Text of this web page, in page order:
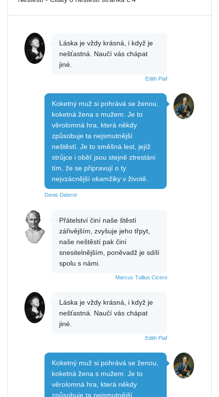
Láska je vždy krásná, i když je
nešťastná. Naučí vás chápat
jiné.
Edith Piaf
Koketný muž si pohrává se ženou,
koketná žena s mužem. Je to
věrolomná hra, která někdy
způsobuje ta nejsmutnější
neštěstí. Je to směšná lest, jejíž
strůjce i oběť jsou stejně ztrestáni
tím, že se připravují o ty
nejvzácnější okamžiky v životě.
Denis Diderot
Přátelství činí naše štěstí
zářivějším, zvyšuje jeho třpyt,
naše neštěstí pak činí
snesitelnějším, poněvadž je sdílí
spolu s námi.
Marcus Tullius Cicero
Láska je vždy krásná, i když je
nešťastná. Naučí vás chápat
jiné.
Edith Piaf
Koketný muž si pohrává se ženou,
koketná žena s mužem. Je to
věrolomná hra, která někdy
způsobuje ta nejsmutnější